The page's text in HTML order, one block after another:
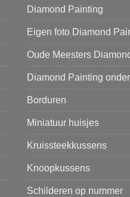
Diamond Painting
Eigen foto Diamond
Oude Meesters
Diamond Painting
Borduren
Miniatuur huisjes
Kruissteekkussens
Knoopkussens
Schilderen op nummer